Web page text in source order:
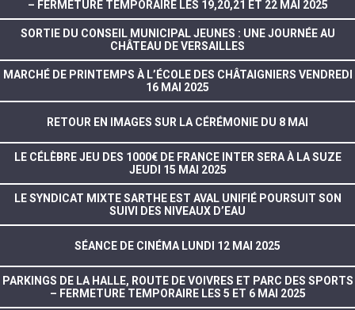
– FERMETURE TEMPORAIRE LES 19,20,21 ET 22 MAI 2025
SORTIE DU CONSEIL MUNICIPAL JEUNES : UNE JOURNÉE AU
CHÂTEAU DE VERSAILLES
MARCHÉ DE PRINTEMPS À L’ÉCOLE DES CHÂTAIGNIERS VENDREDI
16 MAI 2025
RETOUR EN IMAGES SUR LA CÉRÉMONIE DU 8 MAI
LE CÉLÈBRE JEU DES 1000€ DE FRANCE INTER SERA À LA SUZE
JEUDI 15 MAI 2025
LE SYNDICAT MIXTE SARTHE EST AVAL UNIFIÉ POURSUIT SON
SUIVI DES NIVEAUX D’EAU
SÉANCE DE CINÉMA LUNDI 12 MAI 2025
PARKINGS DE LA HALLE, ROUTE DE VOIVRES ET PARC DES SPORTS
– FERMETURE TEMPORAIRE LES 5 ET 6 MAI 2025